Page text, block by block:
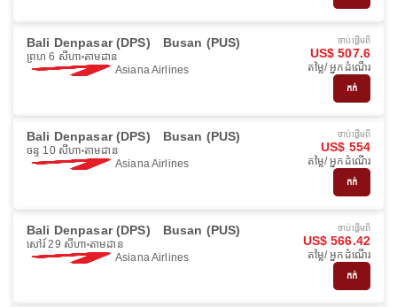
Bali Denpasar (DPS) Busan (PUS)
ព្រហ 6 សីហា តាមដាន
Asiana Airlines
ចាប់ផ្ដើមពី
US$ 507.6
តម្លៃ/ អ្នកដំណើរ
កក់
Bali Denpasar (DPS) Busan (PUS)
ចន្ទ 10 សីហា តាមដាន
Asiana Airlines
ចាប់ផ្ដើមពី
US$ 554
តម្លៃ/ អ្នកដំណើរ
កក់
Bali Denpasar (DPS) Busan (PUS)
សៅរ៍ 29 សីហា តាមដាន
Asiana Airlines
ចាប់ផ្ដើមពី
US$ 566.42
តម្លៃ/ អ្នកដំណើរ
កក់